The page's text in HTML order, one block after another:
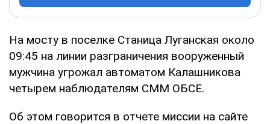
На мосту в поселке Станица Луганская около
09:45 на линии разграничения вооруженный
мужчина угрожал автоматом Калашникова
четырем наблюдателям СММ ОБСЕ.
Об этом говорится в отчете миссии на сайте